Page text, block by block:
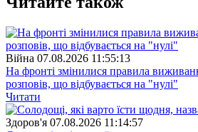
Війна 07.08.2026 11:55:13
На фронті змінилися правила
розповів, що відбувається на "нулі"
Читати
Здоров'я 07.08.2026 11:14:57